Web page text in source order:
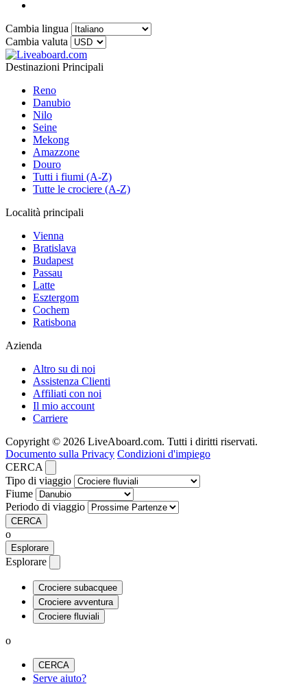
Cambia lingua
Cambia valuta
Destinazioni Principali
Reno
Danubio
Nilo
Seine
Mekong
Amazzone
Douro
Tutti i fiumi (A-Z)
Tutte le crociere (A-Z)
Località principali
Vienna
Bratislava
Budapest
Passau
Latte
Esztergom
Cochem
Ratisbona
Azienda
Altro su di noi
Assistenza Clienti
Affiliati con noi
Il mio account
Carriere
Copyright © 2026 LiveAboard.com. Tutti i diritti riservati.
Documento sulla Privacy Condizioni d'impiego
CERCA
Tipo di viaggio
Fiume
Periodo di viaggio
CERCA
o
Esplorare
Esplorare
Crociere subacquee
Crociere avventura
Crociere fluviali
o
CERCA
Serve aiuto?